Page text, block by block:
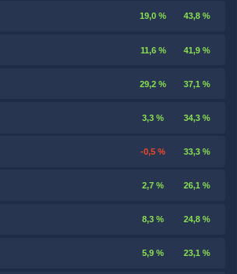
19,0 % 43,8 %
11,6 % 41,9 %
29,2 % 37,1 %
3,3 % 34,3 %
-0,5 % 33,3 %
2,7 % 26,1 %
8,3 % 24,8 %
5,9 % 23,1 %